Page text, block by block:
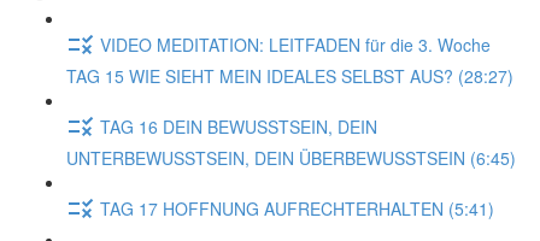
VIDEO MEDITATION: LEITFADEN für die 3. Woche
TAG 15 WIE SIEHT MEIN IDEALES SELBST AUS? (28:27)
TAG 16 DEIN BEWUSSTSEIN, DEIN
UNTERBEWUSSTSEIN, DEIN ÜBERBEWUSSTSEIN (6:45)
TAG 17 HOFFNUNG AUFRECHTERHALTEN (5:41)